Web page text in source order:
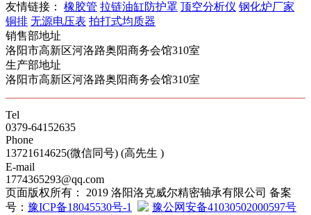
友情链接： 橡胶管 拉链油缸防护罩 顶空分析仪 钢化炉厂家
铜排 无源电压表 拍打式均质器
销售部地址
洛阳市高新区河洛路奥阳商务会馆310室
生产部地址
洛阳市高新区河洛路奥阳商务会馆310室
Tel
0379-64152635
Phone
13721614625(微信同号) (高先生 )
E-mail
1774365293@qq.com
页面版权所有： 2019 洛阳洛克威尔精密轴承有限公司 备案
号： 豫ICP备18045530号-1
豫公网安备41030502000597号